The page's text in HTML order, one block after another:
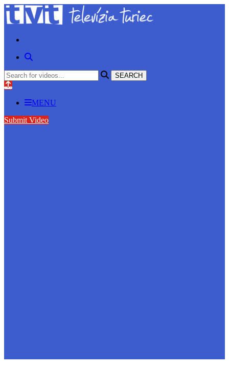
MENU
Submit Video